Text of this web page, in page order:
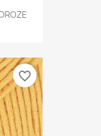
favorite_border